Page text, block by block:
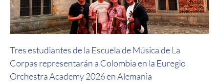
Tres estudiantes de la Escuela de Música de La
Corpas representarán a Colombia en la Euregio
Orchestra Academy 2026 en Alemania